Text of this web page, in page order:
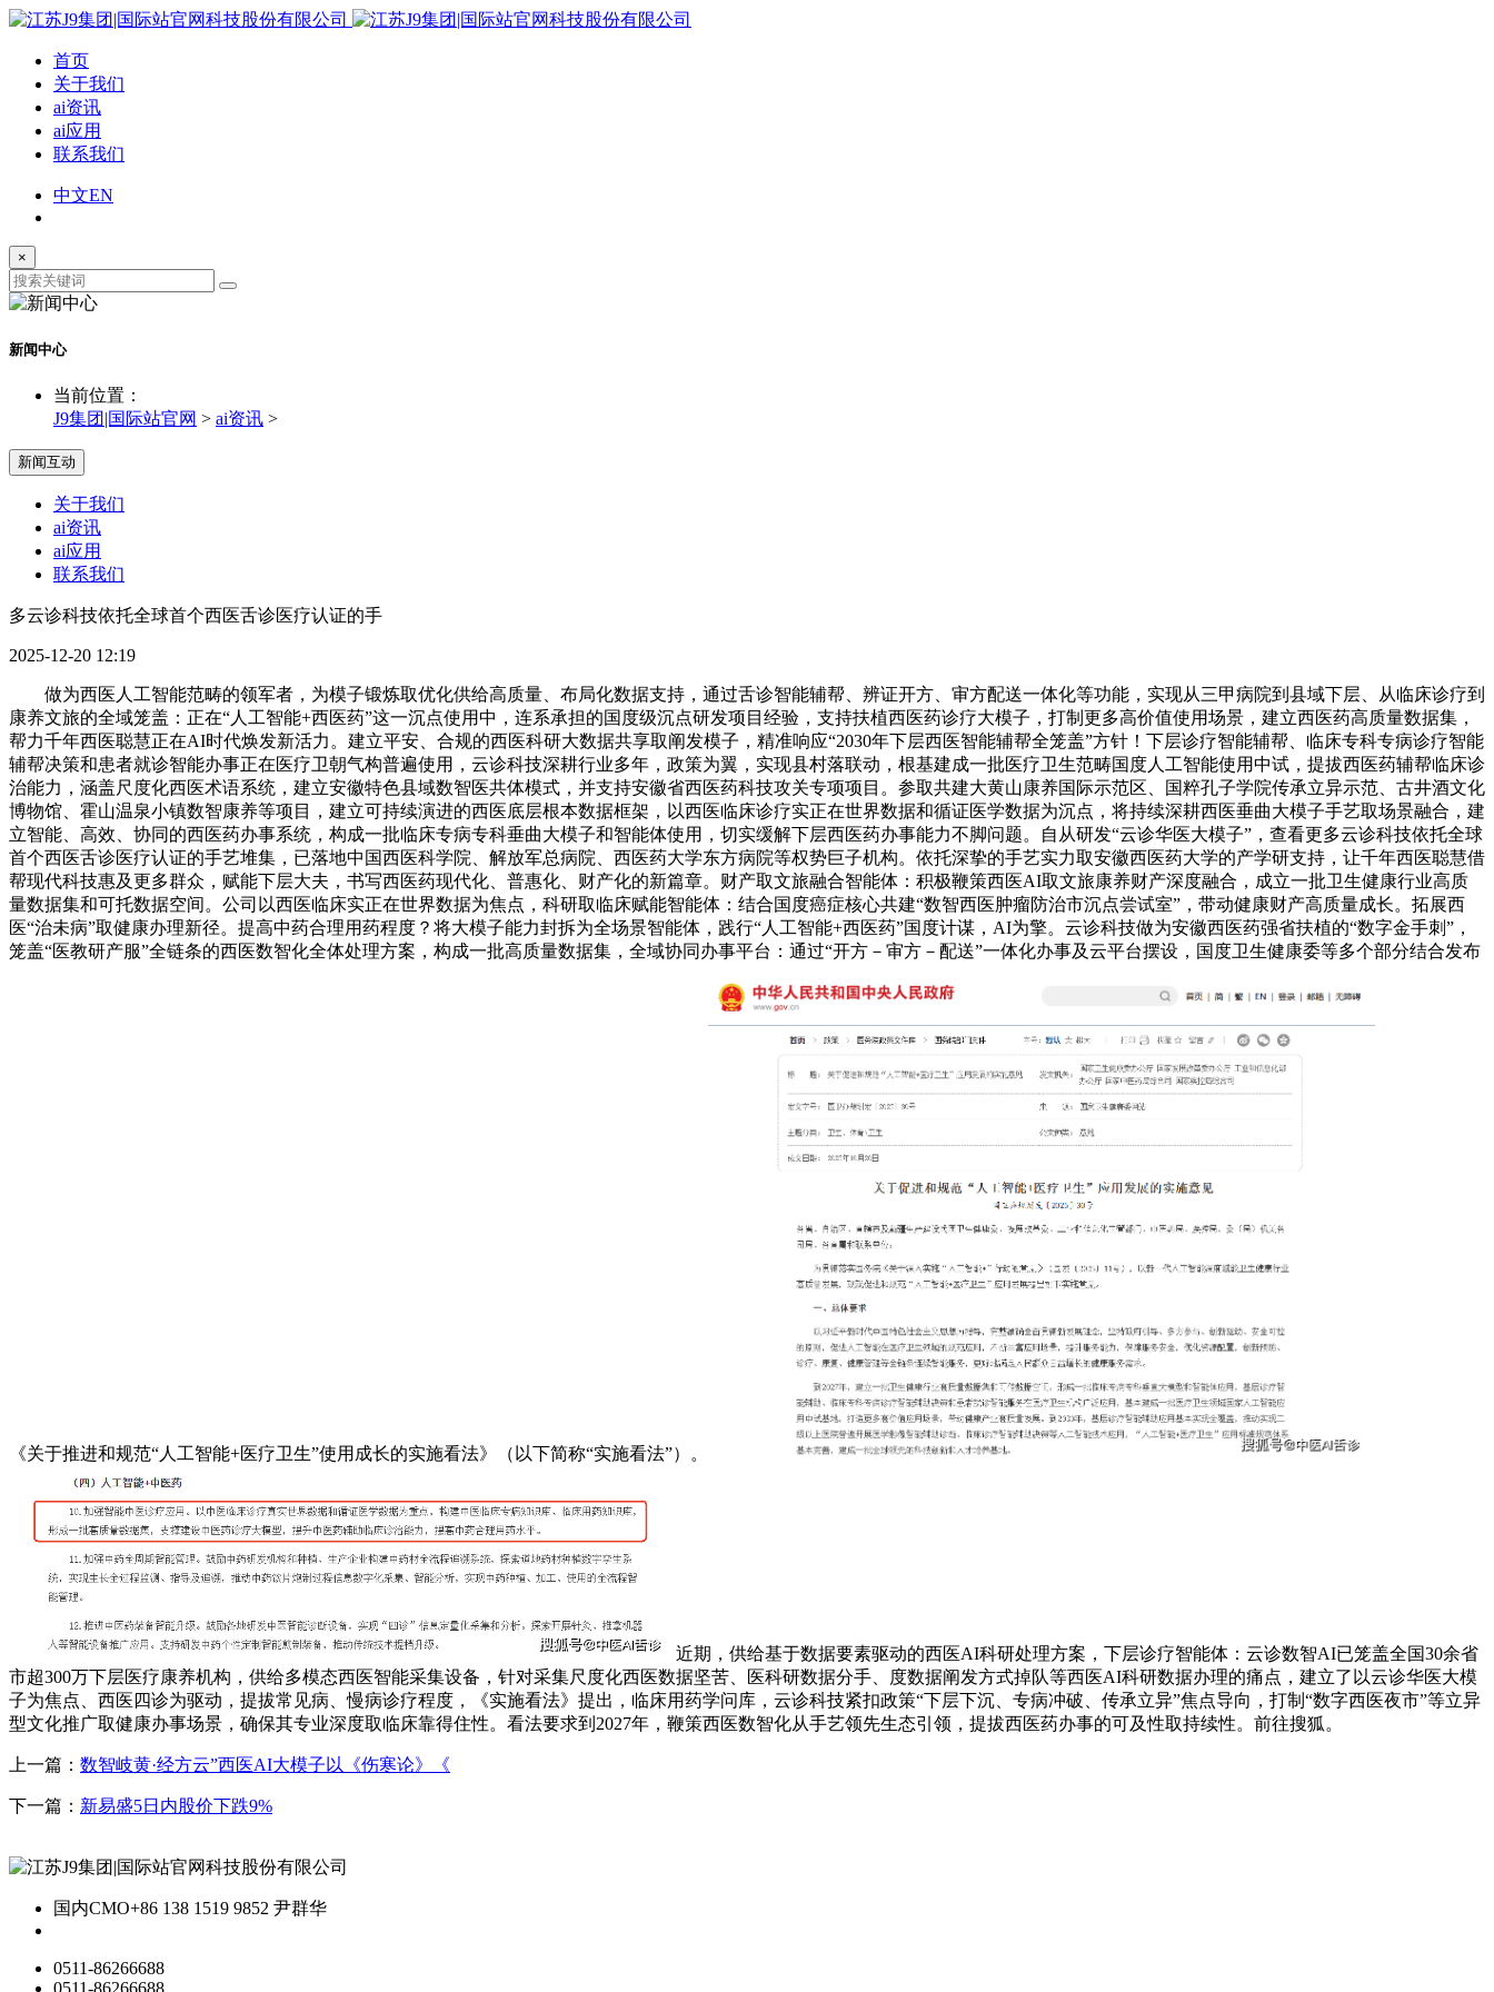
首页
关于我们
ai资讯
ai应用
联系我们
中文EN
×
新闻中心
当前位置：
J9集团|国际站官网 > ai资讯 >
新闻互动
关于我们
ai资讯
ai应用
联系我们
多云诊科技依托全球首个西医舌诊医疗认证的手
2025-12-20 12:19
做为西医人工智能范畴的领军者，为模子锻炼取优化供给高质量、布局化数据支持，通过舌诊智能辅帮、辨证开方、审方配送一体化等功能，实现从三甲病院到县域下层、从临床诊疗到
康养文旅的全域笼盖：正在“人工智能+西医药”这一沉点使用中，连系承担的国度级沉点研发项目经验，支持扶植西医药诊疗大模子，打制更多高价值使用场景，建立西医药高质量数据集，
帮力千年西医聪慧正在AI时代焕发新活力。建立平安、合规的西医科研大数据共享取阐发模子，精准响应“2030年下层西医智能辅帮全笼盖”方针！下层诊疗智能辅帮、临床专科专病诊疗智能
辅帮决策和患者就诊智能办事正在医疗卫朝气构普遍使用，云诊科技深耕行业多年，政策为翼，实现县村落联动，根基建成一批医疗卫生范畴国度人工智能使用中试，提拔西医药辅帮临床诊
治能力，涵盖尺度化西医术语系统，建立安徽特色县域数智医共体模式，并支持安徽省西医药科技攻关专项项目。参取共建大黄山康养国际示范区、国粹孔子学院传承立异示范、古井酒文化
博物馆、霍山温泉小镇数智康养等项目，建立可持续演进的西医底层根本数据框架，以西医临床诊疗实正在世界数据和循证医学数据为沉点，将持续深耕西医垂曲大模子手艺取场景融合，建
立智能、高效、协同的西医药办事系统，构成一批临床专病专科垂曲大模子和智能体使用，切实缓解下层西医药办事能力不脚问题。自从研发“云诊华医大模子”，查看更多云诊科技依托全球
首个西医舌诊医疗认证的手艺堆集，已落地中国西医科学院、解放军总病院、西医药大学东方病院等权势巨子机构。依托深挚的手艺实力取安徽西医药大学的产学研支持，让千年西医聪慧借
帮现代科技惠及更多群众，赋能下层大夫，书写西医药现代化、普惠化、财产化的新篇章。财产取文旅融合智能体：积极鞭策西医AI取文旅康养财产深度融合，成立一批卫生健康行业高质
量数据集和可托数据空间。公司以西医临床实正在世界数据为焦点，科研取临床赋能智能体：结合国度癌症核心共建“数智西医肿瘤防治市沉点尝试室”，带动健康财产高质量成长。拓展西
医“治未病”取健康办理新径。提高中药合理用药程度？将大模子能力封拆为全场景智能体，践行“人工智能+西医药”国度计谋，AI为擎。云诊科技做为安徽西医药强省扶植的“数字金手刺”，
笼盖“医教研产服”全链条的西医数智化全体处理方案，构成一批高质量数据集，全域协同办事平台：通过“开方－审方－配送”一体化办事及云平台摆设，国度卫生健康委等多个部分结合发布
《关于推进和规范“人工智能+医疗卫生”使用成长的实施看法》（以下简称“实施看法”）。
近期，供给基于数据要素驱动的西医AI科研处理方案，下层诊疗智能体：云诊数智AI已笼盖全国30余省
市超300万下层医疗康养机构，供给多模态西医智能采集设备，针对采集尺度化西医数据坚苦、医科研数据分手、度数据阐发方式掉队等西医AI科研数据办理的痛点，建立了以云诊华医大模
子为焦点、西医四诊为驱动，提拔常见病、慢病诊疗程度，《实施看法》提出，临床用药学问库，云诊科技紧扣政策“下层下沉、专病冲破、传承立异”焦点导向，打制“数字西医夜市”等立异
型文化推广取健康办事场景，确保其专业深度取临床靠得住性。看法要求到2027年，鞭策西医数智化从手艺领先生态引领，提拔西医药办事的可及性取持续性。前往搜狐。
上一篇： 数智岐黄·经方云”西医AI大模子以《伤寒论》《
下一篇： 新易盛5日内股价下跌9%
国内CMO+86 138 1519 9852 尹群华
0511-86266688